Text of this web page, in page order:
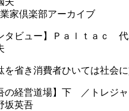
家倶楽部アーカイブ
タビュー】Ｐａｌｔａｃ
を省き消費者ひいては社会